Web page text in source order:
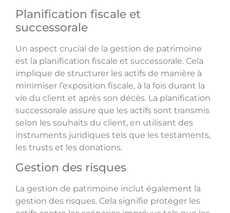
Planification fiscale et
successorale
Un aspect crucial de la gestion de patrimoine
est la planification fiscale et successorale. Cela
implique de structurer les actifs de manière à
minimiser l’exposition fiscale, à la fois durant la
vie du client et après son décès. La planification
successorale assure que les actifs sont transmis
selon les souhaits du client, en utilisant des
instruments juridiques tels que les testaments,
les trusts et les donations.
Gestion des risques
La gestion de patrimoine inclut également la
gestion des risques. Cela signifie protéger les